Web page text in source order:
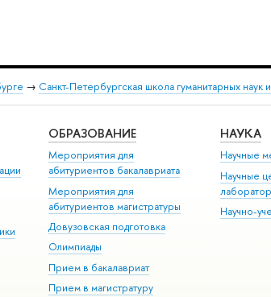
→ Санкт-Петербургская школа гуманитарных наук
ОБРАЗОВАНИЕ
Мероприятия для
абитуриентов бакалавриата
Мероприятия для
абитуриентов магистратуры
Довузовская подготовка
Олимпиады
Прием в бакалавриат
Прием в магистратуру
НАУКА
Научные
Научные
Научно-